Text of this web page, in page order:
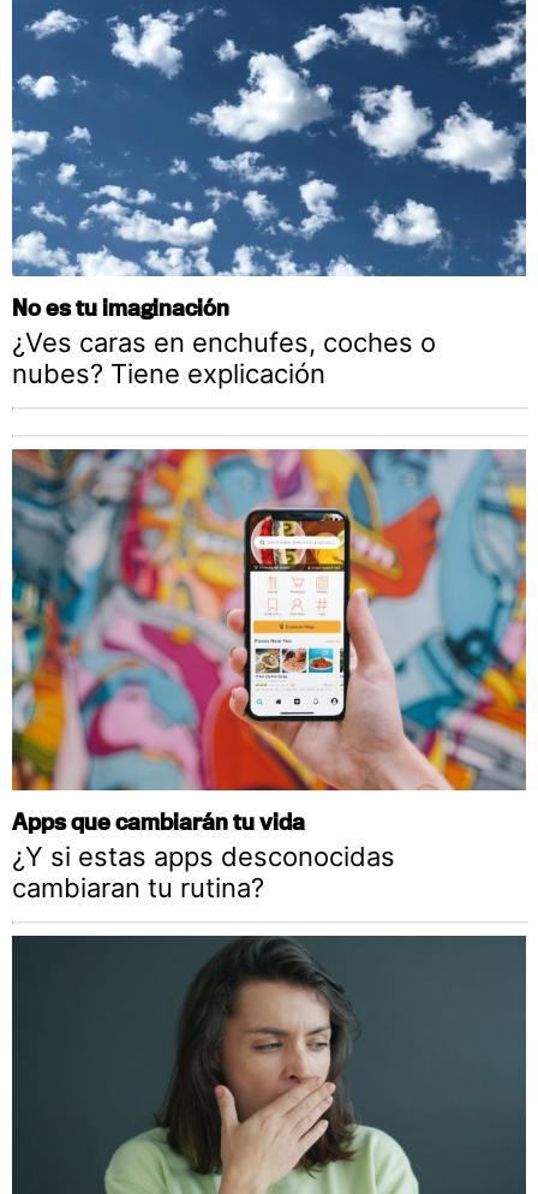
No es tu imaginación
¿Ves caras en enchufes, coches o
nubes? Tiene explicación
Apps que cambiarán tu vida
¿Y si estas apps desconocidas
cambiaran tu rutina?